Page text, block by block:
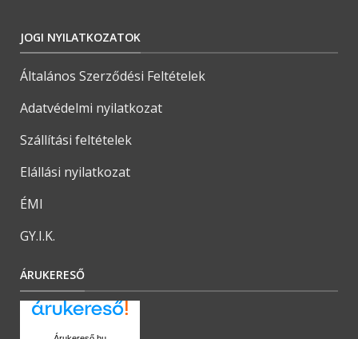
JOGI NYILATKOZATOK
Általános Szerződési Feltételek
Adatvédelmi nyilatkozat
Szállítási feltételek
Elállási nyilatkozat
ÉMI
GY.I.K.
ÁRUKERESŐ